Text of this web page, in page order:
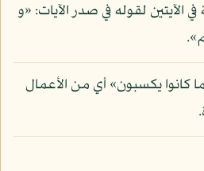
الآيتين لقوله في صدر الآيات: «و
كانوا يكسبون» أي من الأعمال